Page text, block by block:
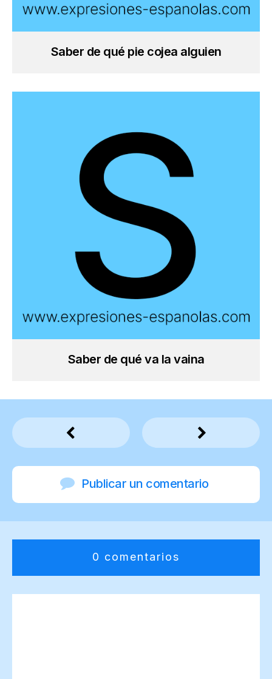
Saber de qué pie cojea alguien
Saber de qué va la vaina
Publicar un comentario
0 comentarios